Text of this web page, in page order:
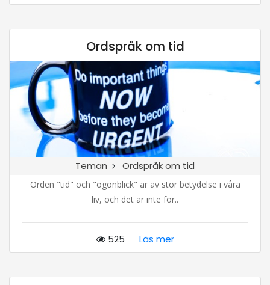
Ordspråk om tid
Teman Ordspråk om tid
Orden "tid" och "ögonblick" är av stor betydelse i våra
liv, och det är inte för..
525 Läs mer